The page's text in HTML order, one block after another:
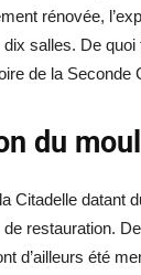
rénovée,
salles. De quoi
de la Seconde
du
Citadelle datant
restauration.
d’ailleurs été